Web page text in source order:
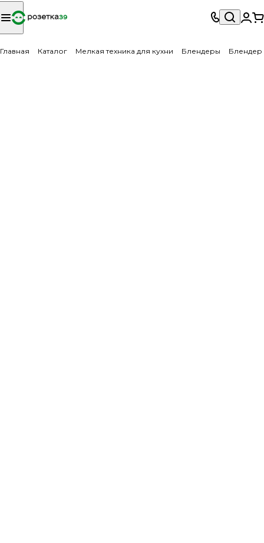
Главная Каталог Мелкая техника для кухни Блендеры Блендер